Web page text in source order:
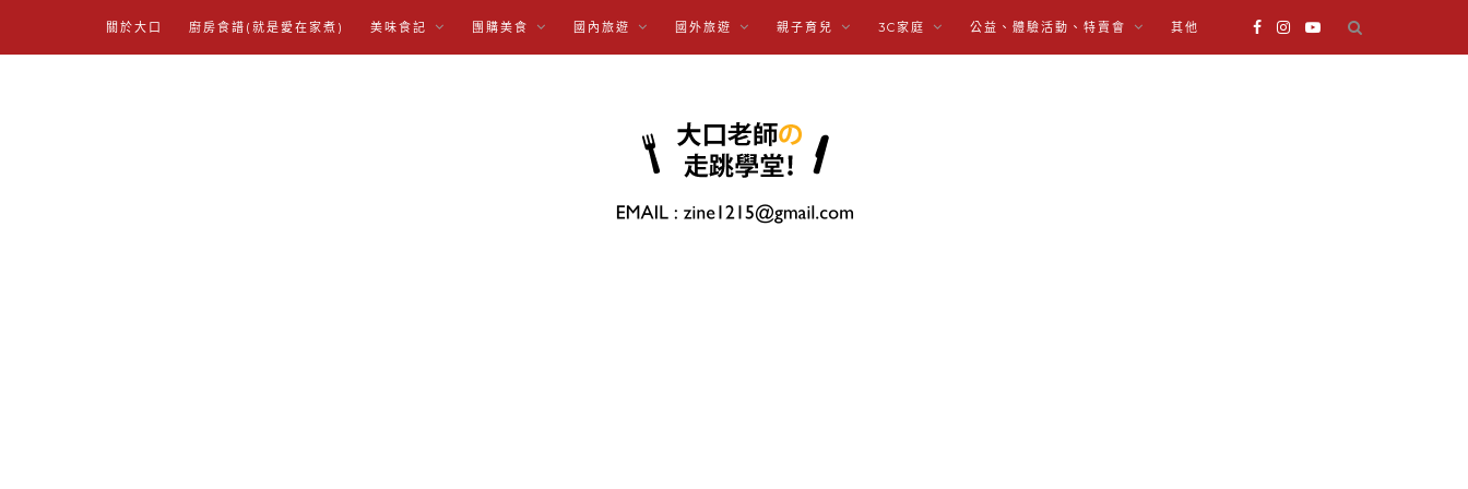
關於大口 廚房食譜(就是愛在家煮) 美味食記 團購美食 國內旅遊 國外旅遊 親子育兒 3C家庭 公益、體驗活動、特賣會 其他